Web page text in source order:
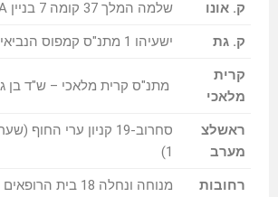
ק. אונו שלמה המלך 37 קומה 7 בניין A
ק. גת ישעיהו 1 מתנ"ס קמפוס הנביאים
קרית
מלאכי
מתנ"ס קרית מלאכי – ש"ד בן גוריון
ראשלצ
מערב
רחובות מנוחה ונחלה 18 בית הרופאים